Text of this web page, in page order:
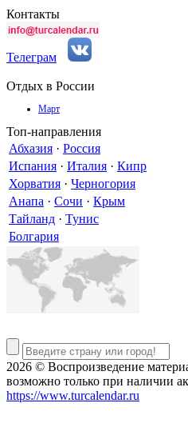
Контакты
Телеграм
Отдых в России
Март
Топ-направления
Абхазия · Россия
Испания · Италия · Кипр
Хорватия · Черногория
Анапа · Сочи · Крым
Тайланд · Тунис
Болгария
2026 © Воспроизведение
возможно только при наличии
https://www.turcalendar.ru